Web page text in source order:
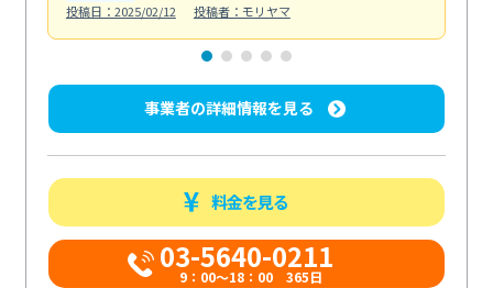
投稿日：2025/02/12
投稿者：モリヤマ
事業者の詳細情報を見る
料金を見る
03-5640-0211
9：00～18：00 365日